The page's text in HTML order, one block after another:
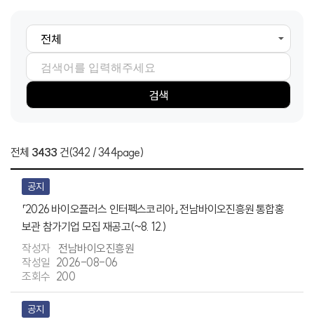
검색
전체 3433 건(342 / 344page)
공지
「2026 바이오플러스 인터펙스코리아」 전남바이오진흥원 통합홍
보관 참가기업 모집 재공고(~8. 12.)
전남바이오진흥원
2026-08-06
200
공지